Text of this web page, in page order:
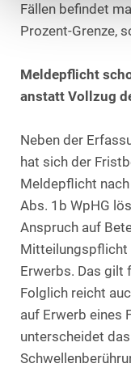
Fällen befindet
Prozent-Grenze,
Meldepflicht
anstatt Vollzug
Neben der
hat sich der
Meldepflicht
Abs. 1b WpHG
Anspruch auf
Mitteilungspflicht
Erwerbs. Das gilt
Folglich reicht
auf Erwerb eines
unterscheidet